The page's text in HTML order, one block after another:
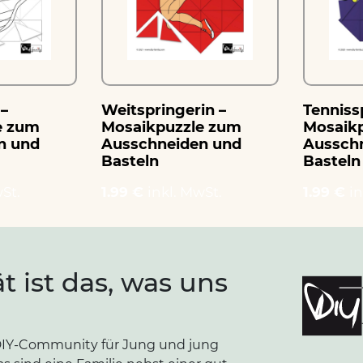
zum
und
Weitspringerin –
Mosaikpuzzle zum
Ausschneiden und
Basteln
Basteln
ist das, was uns
Community für Jung und jung